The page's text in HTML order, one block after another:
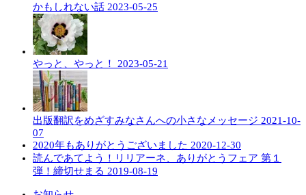
かもしれない話 2023-05-25
やっと、やっと！ 2023-05-21
出版翻訳をめざすみなさんへの小さなメッセージ 2021-10-
07
2020年もありがとうございました 2020-12-30
読んであてよう！リリアーネ、ありがとうフェア 第１
弾！締切せまる 2019-08-19